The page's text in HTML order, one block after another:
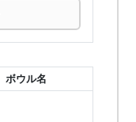
ボウル名